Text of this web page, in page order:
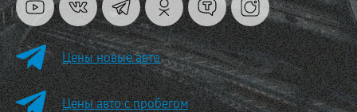
Цены новые авто
Цены авто с пробегом